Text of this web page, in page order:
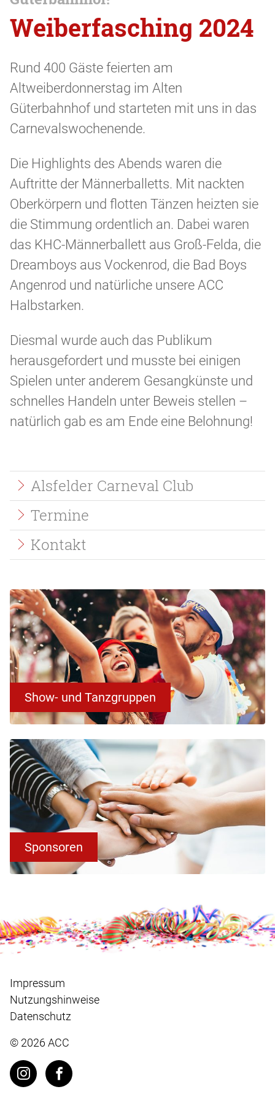
Weiberfasching 2024
Rund 400 Gäste feierten am
Altweiberdonnerstag im Alten
Güterbahnhof und starteten mit uns in das
Carnevalswochenende.
Die Highlights des Abends waren die
Auftritte der Männerballetts. Mit nackten
Oberkörpern und flotten Tänzen heizten sie
die Stimmung ordentlich an. Dabei waren
das KHC-Männerballett aus Groß-Felda, die
Dreamboys aus Vockenrod, die Bad Boys
Angenrod und natürliche unsere ACC
Halbstarken.
Diesmal wurde auch das Publikum
herausgefordert und musste bei einigen
Spielen unter anderem Gesangkünste und
schnelles Handeln unter Beweis stellen –
natürlich gab es am Ende eine Belohnung!
Quicklinks
Alsfelder Carneval Club
Termine
Kontakt
Show- und Tanzgruppen
Sponsoren
Impressum
Nutzungshinweise
Datenschutz
© 2026 ACC